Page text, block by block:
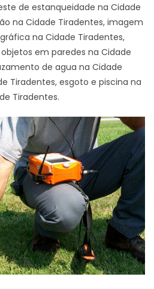
de estanqueidade na Cidade
na Cidade Tiradentes, imagem
na Cidade Tiradentes,
em paredes na Cidade
de agua na Cidade
Tiradentes, esgoto e piscina na
Tiradentes.